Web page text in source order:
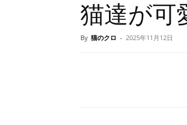
猫達が
By 猫のクロ - 2025年11月12日